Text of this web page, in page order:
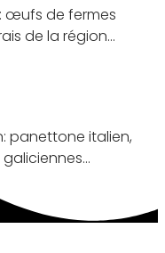
œufs de fermes
de la région…
panettone italien,